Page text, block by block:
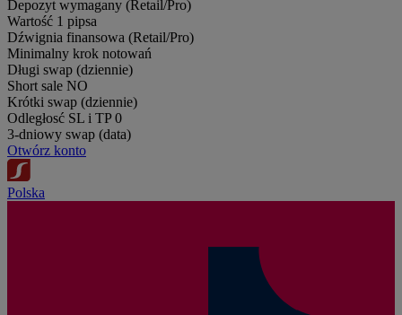
Depozyt wymagany (Retail/Pro)
Wartość 1 pipsa
Dźwignia finansowa (Retail/Pro)
Minimalny krok notowań
Długi swap (dziennie)
Short sale NO
Krótki swap (dziennie)
Odległosć SL i TP 0
3-dniowy swap (data)
Otwórz konto
Polska